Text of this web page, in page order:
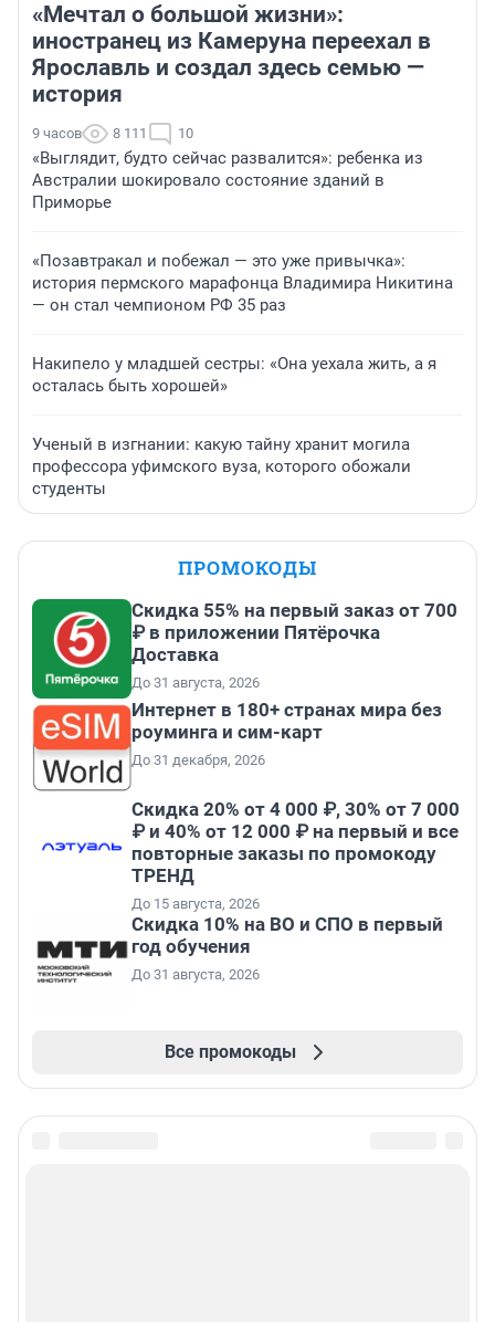
«Мечтал о большой жизни»:
иностранец из Камеруна переехал в
Ярославль и создал здесь семью —
история
9 часов 8 111 10
«Выглядит, будто сейчас развалится»: ребенка из
Австралии шокировало состояние зданий в
Приморье
«Позавтракал и побежал — это уже привычка»:
история пермского марафонца Владимира Никитина
— он стал чемпионом РФ 35 раз
Накипело у младшей сестры: «Она уехала жить, а я
осталась быть хорошей»
Ученый в изгнании: какую тайну хранит могила
профессора уфимского вуза, которого обожали
студенты
ПРОМОКОДЫ
Скидка 55% на первый заказ от 700
₽ в приложении Пятёрочка
Доставка
До 31 августа, 2026
Интернет в 180+ странах мира без
роуминга и сим-карт
До 31 декабря, 2026
Скидка 20% от 4 000 ₽, 30% от 7 000
₽ и 40% от 12 000 ₽ на первый и все
повторные заказы по промокоду
ТРЕНД
До 15 августа, 2026
Скидка 10% на ВО и СПО в первый
год обучения
До 31 августа, 2026
Все промокоды